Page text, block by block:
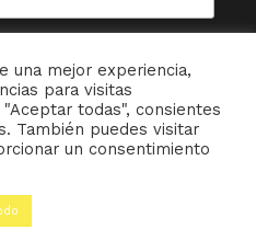
ENTRETIEMPO ~ 2022
una mejor experiencia,
para visitas
todas", consientes
También puedes visitar
un consentimiento